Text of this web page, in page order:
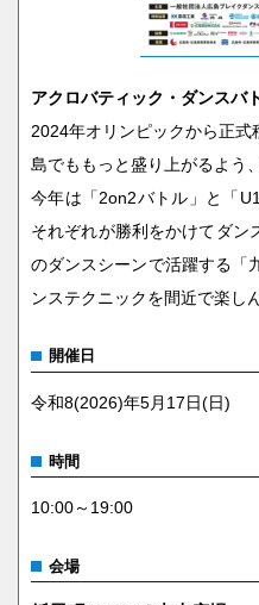
アクロバティック・ダンスバ
2024年オリンピックから正
島でももっと盛り上がるよう
今年は「2on2バトル」と「
それぞれが勝利をかけてダン
のダンスシーンで活躍する「
ンステクニックを間近で楽し
開催日
令和8(2026)年5月17日(日)
時間
10:00～19:00
会場